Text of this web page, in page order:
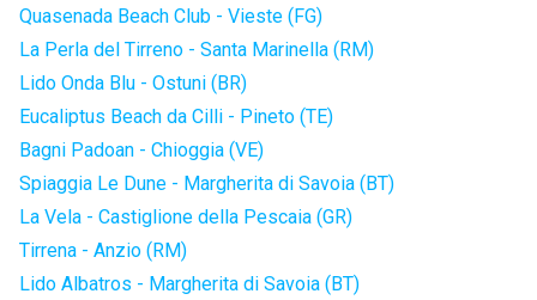
Quasenada Beach Club - Vieste (FG)
La Perla del Tirreno - Santa Marinella (RM)
Lido Onda Blu - Ostuni (BR)
Eucaliptus Beach da Cilli - Pineto (TE)
Bagni Padoan - Chioggia (VE)
Spiaggia Le Dune - Margherita di Savoia (BT)
La Vela - Castiglione della Pescaia (GR)
Tirrena - Anzio (RM)
Lido Albatros - Margherita di Savoia (BT)